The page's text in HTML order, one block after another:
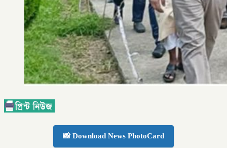
📸 Download News PhotoCard